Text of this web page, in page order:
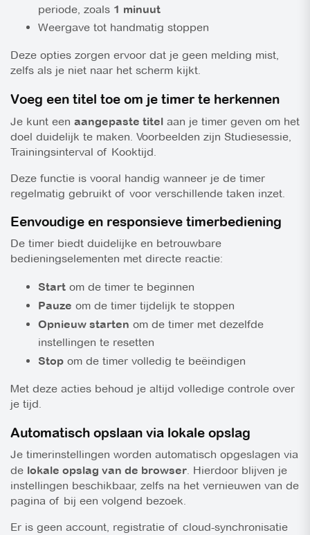
periode, zoals 1 minuut
Weergave tot handmatig stoppen
Deze opties zorgen ervoor dat je geen melding mist,
zelfs als je niet naar het scherm kijkt.
Voeg een titel toe om je timer te herkennen
Je kunt een aangepaste titel aan je timer geven om het
doel duidelijk te maken. Voorbeelden zijn Studiesessie
Trainingsinterval of Kooktijd
Deze functie is vooral handig wanneer je de timer
regelmatig gebruikt of voor verschillende taken inzet.
Eenvoudige en responsieve timerbediening
De timer biedt duidelijke en betrouwbare
bedieningselementen met directe reactie:
Start om de timer te beginnen
Pauze om de timer tijdelijk te stoppen
Opnieuw starten om de timer met dezelfde
instellingen te resetten
Stop om de timer volledig te beëindigen
Met deze acties behoud je altijd volledige controle over
je tijd.
Automatisch opslaan via lokale opslag
Je timerinstellingen worden automatisch opgeslagen via
de lokale opslag van de browser. Hierdoor blijven je
instellingen beschikbaar, zelfs na het vernieuwen van de
pagina of bij een volgend bezoek.
Er is geen account, registratie of cloud-synchronisatie